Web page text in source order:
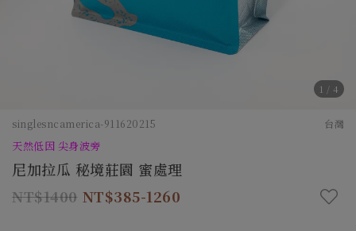
1 / 4
singlesncamerica-911620215 台灣
天然低因 尖身波旁
尼加拉瓜 秘境莊園 蜜處理
1400
385-1260